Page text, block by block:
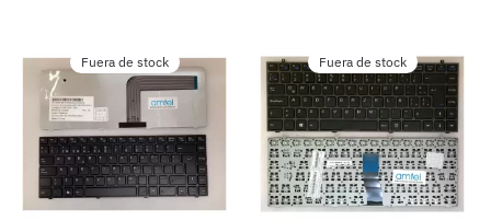
Fuera de stock Fuera de stock